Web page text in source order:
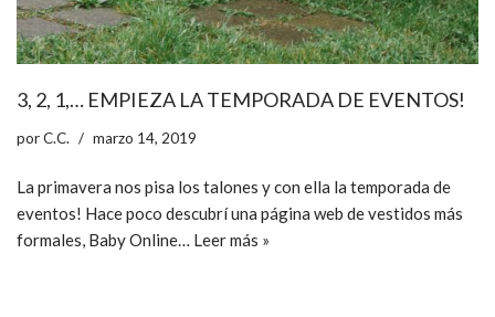
3, 2, 1,… EMPIEZA LA TEMPORADA DE EVENTOS!
porC.C. marzo 14, 2019
La primavera nos pisa los talones y con ella la temporada de
eventos! Hace poco descubrí una página web de vestidos más
formales, Baby Online… Leer más »